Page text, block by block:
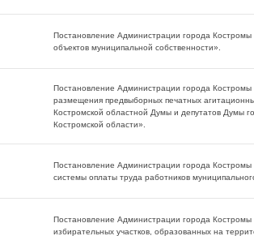
Постановление Администрации города
объектов муниципальной собственности».
Постановление Администрации города
размещения предвыборных печатных
Костромской областной Думы и депутатов Думы
Костромской области».
Постановление Администрации города
системы оплаты труда работников
Постановление Администрации города
избирательных участков, образованных на